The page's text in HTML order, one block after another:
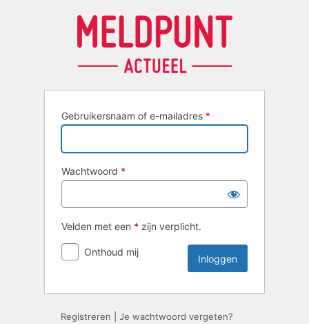
Gebruikersnaam of e-mailadres *
Wachtwoord *
Velden met een * zijn verplicht.
Onthoud mij
Registreren Je wachtwoord vergeten?